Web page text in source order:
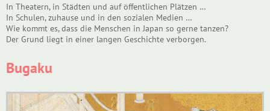
In Theatern, in Städten und auf öffentlichen Plätzen …
In Schulen, zuhause und in den sozialen Medien …
Wie kommt es, dass die Menschen in Japan so gerne tanzen?
Der Grund liegt in einer langen Geschichte verborgen.
Bugaku